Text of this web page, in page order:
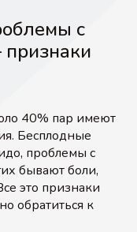
с
40% пар имеют
Бесплодные
проблемы с
бывают боли,
это признаки
обратиться к